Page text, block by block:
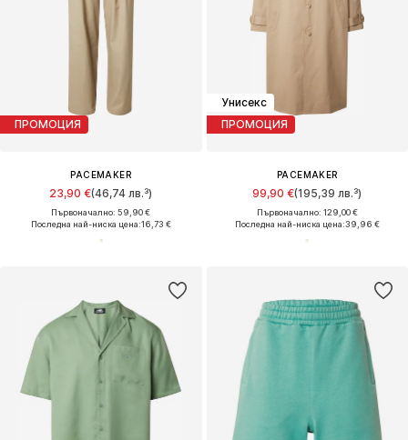
ПРОМОЦИЯ
PACEMAKER
23,90 €(46,74 лв.³)
Първоначално: 59,90 €
Последна най-ниска цена:16,73 €
Унисекс
ПРОМОЦИЯ
PACEMAKER
99,90 €(195,39 лв.³)
Първоначално: 129,00 €
Последна най-ниска цена:39,96 €